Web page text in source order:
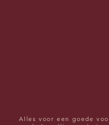
Alles voor een goede